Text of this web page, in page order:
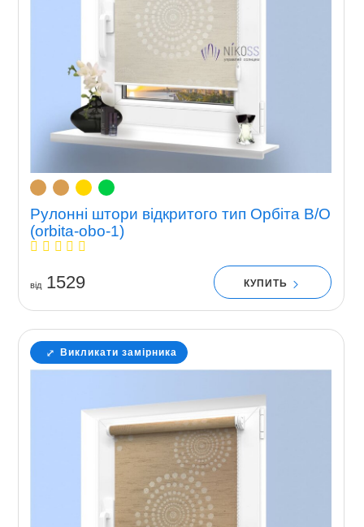
Рулонні штори відкритого тип Орбіта В/О
(orbita-obo-1)
вiд1529 КУПИТЬ
Викликати замірника